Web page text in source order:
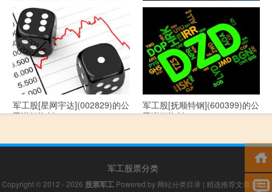
军工股[--](002335)的公司详细
资料
军工股[华自科技](300490)的公
司详细资料
军工股[星网宇达](002829)的公
司详细资料
军工股[抚顺特钢](600399)的公
司详细资料
军工股票分类
Copyright © 2012 - 2026 股票军工 Powered by 网站分类目录 | 精选推荐文章 |网站